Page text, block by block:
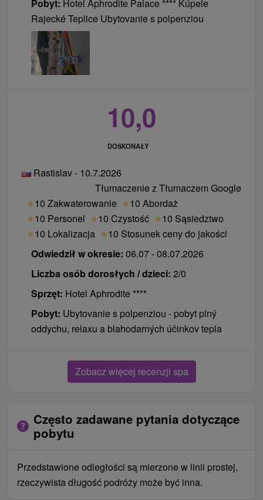
Pobyt: Hotel Aphrodite Palace **** Kúpele
Rajecké Teplice Ubytovanie s polpenziou
10,0
DOSKONAŁY
Rastislav - 10.7.2026
Tłumaczenie z Tłumaczem Google
★10 Zakwaterowanie ★10 Abordaż
★10 Personel ★10 Czystość ★10 Sąsiedztwo
★10 Lokalizacja ★10 Stosunek ceny do jakości
Odwiedził w okresie: 06.07 - 08.07.2026
Liczba osób dorosłych / dzieci: 2/0
Sprzęt: Hotel Aphrodite ****
Pobyt: Ubytovanie s polpenziou - pobyt plný
oddychu, relaxu a blahodarných účinkov tepla
Zobacz więcej recenzji spa
Często zadawane pytania dotyczące
pobytu
Przedstawione odległości są mierzone w linii prostej,
rzeczywista długość podróży może być inna.